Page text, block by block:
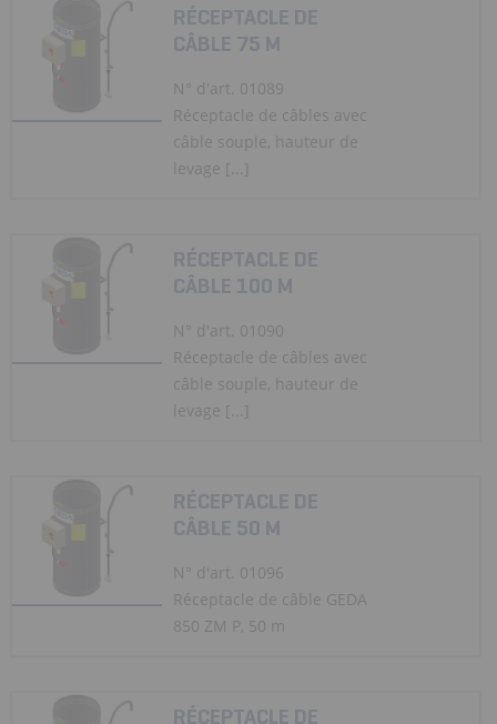
RÉCEPTACLE DE
CÂBLE 75 M
N° d'art. 01089
Réceptacle de câbles avec
câble souple, hauteur de
levage [...]
RÉCEPTACLE DE
CÂBLE 100 M
N° d'art. 01090
Réceptacle de câbles avec
câble souple, hauteur de
levage [...]
RÉCEPTACLE DE
CÂBLE 50 M
N° d'art. 01096
Réceptacle de câble GEDA
850 ZM P, 50 m
RÉCEPTACLE DE